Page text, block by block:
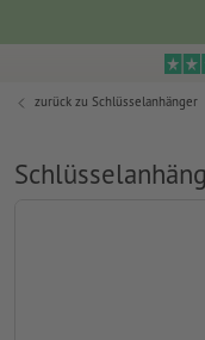
zurück zu Schlüsselanhänger